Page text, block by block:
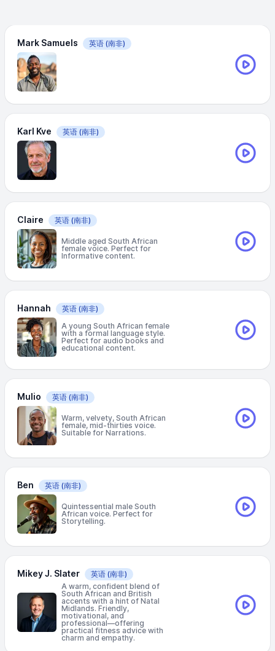
Mark Samuels 英语 (南非)
Karl Kve 英语 (南非)
Claire 英语 (南非)
Middle aged South African
female voice. Perfect for
Informative content.
Hannah 英语 (南非)
A young South African female
with a formal language style.
Perfect for audio books and
educational content.
Mulio 英语 (南非)
Warm, velvety, South African
female, mid-thirties voice.
Suitable for Narrations.
Ben 英语 (南非)
Quintessential male South
African voice. Perfect for
Storytelling.
Mikey J. Slater 英语 (南非)
A warm, confident blend of
South African and British
accents with a hint of Natal
Midlands. Friendly,
motivational, and
professional—offering
practical fitness advice with
charm and empathy.